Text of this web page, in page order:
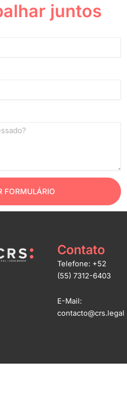
juntos
FORMULÁRIO
Contato
Telefone: +52
(55) 7312-6403
E-Mail:
contacto@crs.legal